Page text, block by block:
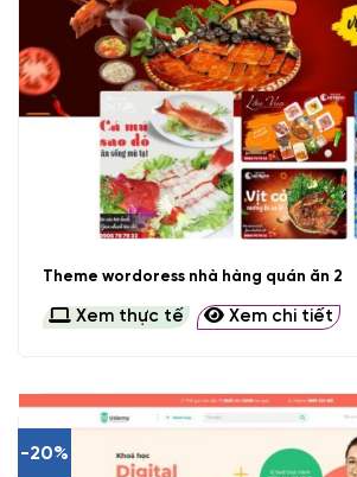
Theme wordoress nhà hàng quán ăn 2
Xem thực tế Xem chi tiết
-20%